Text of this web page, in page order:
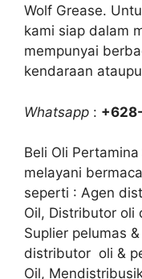
Wolf Grease.
kami siap dalam
mempunyai
kendaraan
Whatsapp :
Beli Oli
melayani
seperti : Agen
Oil, Distributor oli
Suplier pelumas
distributor oli &
Oil,